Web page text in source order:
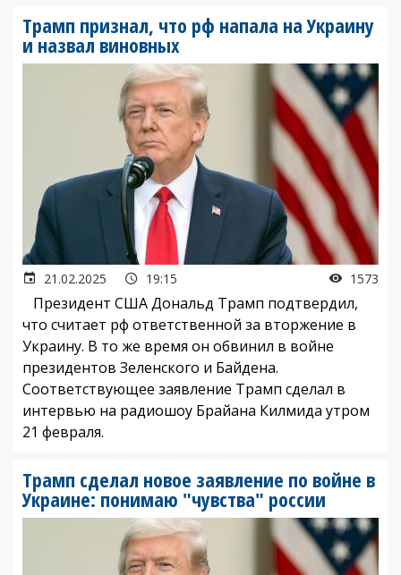
Трамп признал, что рф напала на Украину
и назвал виновных
21.02.2025 19:15 1573
Президент США Дональд Трамп подтвердил,
что считает рф ответственной за вторжение в
Украину. В то же время он обвинил в войне
президентов Зеленского и Байдена.
Соответствующее заявление Трамп сделал в
интервью на радиошоу Брайана Килмида утром
21 февраля.
Трамп сделал новое заявление по войне в
Украине: понимаю "чувства" россии